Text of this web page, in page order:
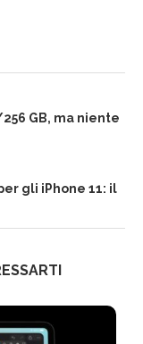
GB, ma niente
gli iPhone 11: il